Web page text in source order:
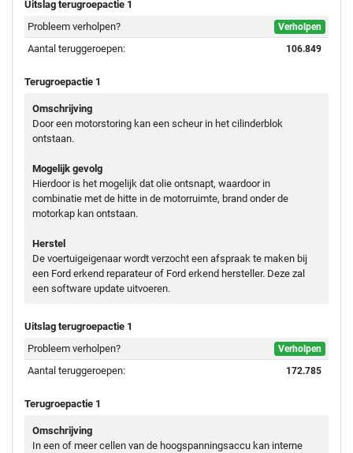
Uitslag terugroepactie 1
Probleem verholpen?
Verholpen
Aantal teruggeroepen: 106.849
Terugroepactie 1
Omschrijving
Door een motorstoring kan een scheur in het cilinderblok
ontstaan.
Mogelijk gevolg
Hierdoor is het mogelijk dat olie ontsnapt, waardoor in
combinatie met de hitte in de motorruimte, brand onder de
motorkap kan ontstaan.
Herstel
De voertuigeigenaar wordt verzocht een afspraak te maken bij
een Ford erkend reparateur of Ford erkend hersteller. Deze zal
een software update uitvoeren.
Uitslag terugroepactie 1
Probleem verholpen?
Verholpen
Aantal teruggeroepen: 172.785
Terugroepactie 1
Omschrijving
In een of meer cellen van de hoogspanningsaccu kan interne